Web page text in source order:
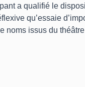
a qualifié le
qu’essaie
noms issus du